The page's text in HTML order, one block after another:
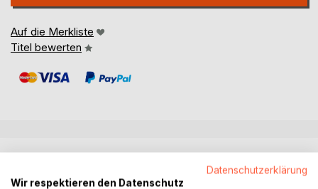
Auf die Merkliste
Titel bewerten
BESCHREIBUNG
Datenschutzerklärung
Wir respektieren den Datenschutz